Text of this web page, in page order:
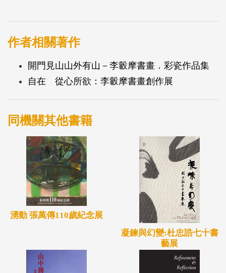
出融入禪宗與哲學的創作高度與詼諧感，賦予水墨創
作嶄新的繪畫語彙，締造更具現代意義的表現性，不
之美與含蓄的生命力。
作者相關著作
開門見山山外有山－李轂摩書畫．彩瓷作品集
自在 從心所欲：李轂摩書畫創作展
同機關其他書籍
湧動 張萬傳110歲紀念展
凝鍊與幻變:杜忠誥七十書
藝展